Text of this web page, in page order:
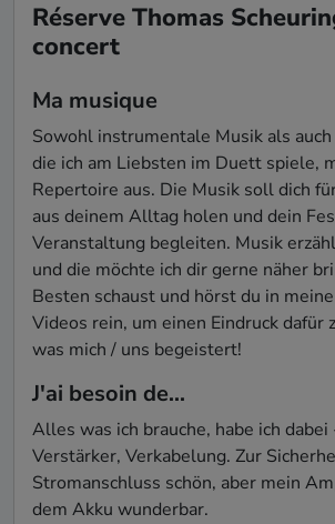
Réserve Thomas
concert
Ma musique
Sowohl instrumentale Musik als
die ich am Liebsten im Duett spiele,
Repertoire aus. Die Musik soll dich
aus deinem Alltag holen und dein
Veranstaltung begleiten. Musik
und die möchte ich dir gerne näher
Besten schaust und hörst du in
Videos rein, um einen Eindruck dafür
was mich / uns begeistert!
J'ai besoin de...
Alles was ich brauche, habe ich
Verstärker, Verkabelung. Zur
Stromanschluss schön, aber mein
dem Akku wunderbar.